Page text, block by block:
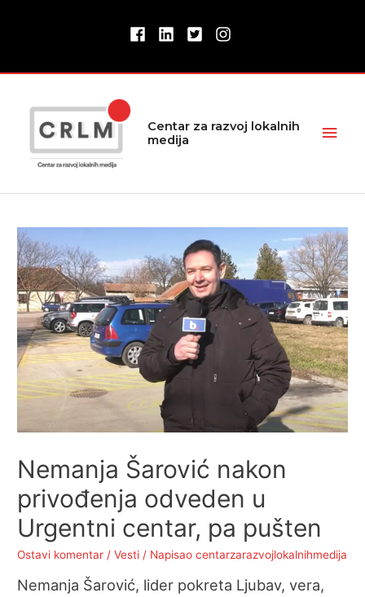
Centar za razvoj lokalnih
medija
Nemanja Šarović nakon
privođenja odveden u
Urgentni centar, pa pušten
Ostavi komentar /Vesti / Napisao centarzarazvojlokalnihmedija
Nemanja Šarović, lider pokreta Ljubav, vera,